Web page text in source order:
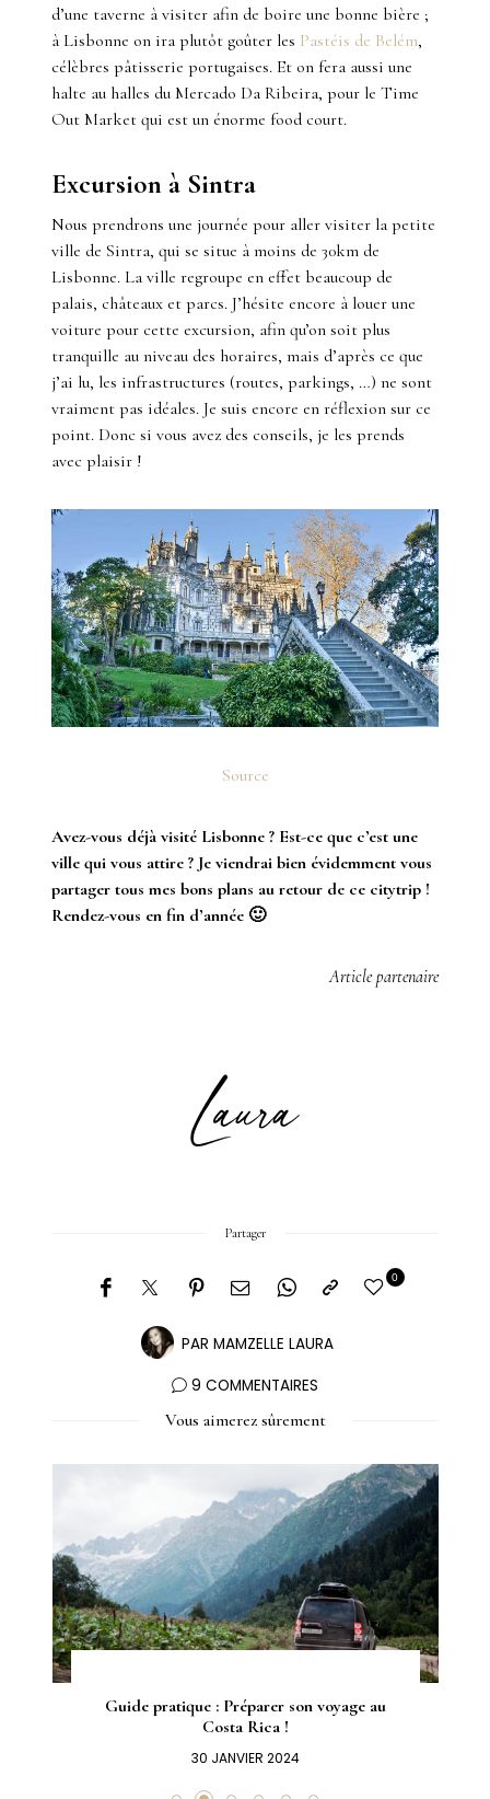
d’une taverne à visiter afin de boire une bonne bière ;
à Lisbonne on ira plutôt goûter les Pastéis de Belém,
célèbres pâtisserie portugaises. Et on fera aussi une
halte au halles du Mercado Da Ribeira, pour le Time
Out Market qui est un énorme food court.
Excursion à Sintra
Nous prendrons une journée pour aller visiter la petite
ville de Sintra, qui se situe à moins de 30km de
Lisbonne. La ville regroupe en effet beaucoup de
palais, châteaux et parcs. J’hésite encore à louer une
voiture pour cette excursion, afin qu’on soit plus
tranquille au niveau des horaires, mais d’après ce que
j’ai lu, les infrastructures (routes, parkings, …) ne sont
vraiment pas idéales. Je suis encore en réflexion sur ce
point. Donc si vous avez des conseils, je les prends
avec plaisir !
Source
Avez-vous déjà visité Lisbonne ? Est-ce que c’est une
ville qui vous attire ? Je viendrai bien évidemment vous
partager tous mes bons plans au retour de ce citytrip !
Rendez-vous en fin d’année 🙂
Article partenaire
Partager
PAR MAMZELLE LAURA
0
9 COMMENTAIRES
Vous aimerez sûrement
Guide pratique : Préparer son voyage au
Costa Rica !
30 JANVIER 2024